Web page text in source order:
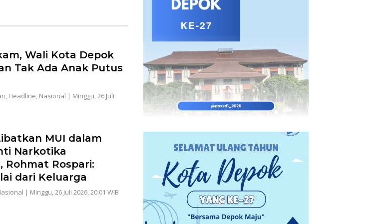
Wali Kota Depok
Tak Ada Anak Putus
Headline Nasional | Minggu, 26 Juli
MUI dalam
Narkotika
Rohmat Rospari:
dari Keluarga
| Minggu, 26 Juli 2026, 20:01 WIB